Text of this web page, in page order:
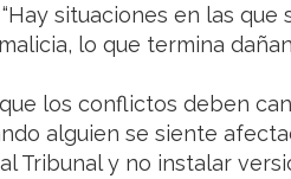
situaciones en las que
lo que termina
los conflictos deben
alguien se siente
Tribunal y no instalar